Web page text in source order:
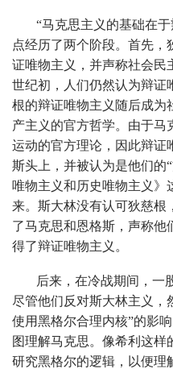
“马克思主义的基础在
点经历了两个阶段。首先，
证唯物主义，并声称社会民
世纪初，人们仍然认为辩证
根的辩证唯物主义随后成为
产主义的官方哲学。由于马
运动的官方理论，因此辩证
斯头上，并被认为是他们的
唯物主义和历史唯物主义》
来。斯大林没有认可狄慈根
了马克思和恩格斯，声称他
得了辩证唯物主义。
后来，在冷战期间，一
尽管他们反对斯大林主义，
使用黑格尔合理内核”的影
图理解马克思。像希利这样
研究黑格尔的逻辑，以便理